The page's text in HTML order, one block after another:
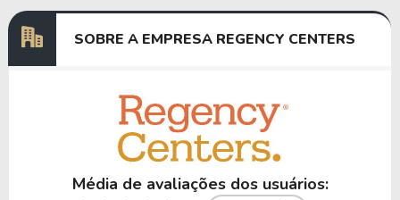
SOBRE A EMPRESA REGENCY CENTERS
Média de avaliações dos usuários: